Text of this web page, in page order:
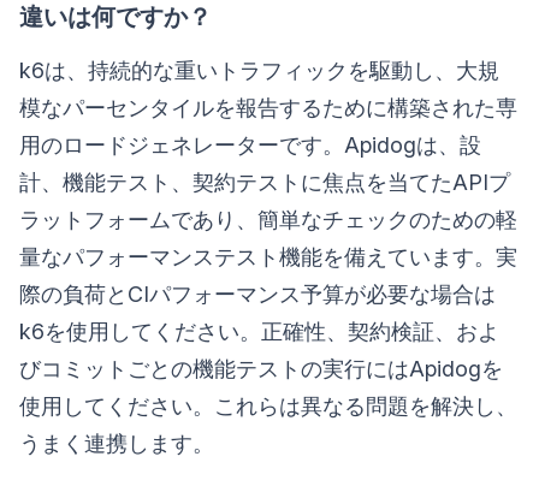
違いは何ですか？
k6は、持続的な重いトラフィックを駆動し、大規
模なパーセンタイルを報告するために構築された専
用のロードジェネレーターです。Apidogは、設
計、機能テスト、契約テストに焦点を当てたAPIプ
ラットフォームであり、簡単なチェックのための軽
量なパフォーマンステスト機能を備えています。実
際の負荷とCIパフォーマンス予算が必要な場合は
k6を使用してください。正確性、契約検証、およ
びコミットごとの機能テストの実行にはApidogを
使用してください。これらは異なる問題を解決し、
うまく連携します。